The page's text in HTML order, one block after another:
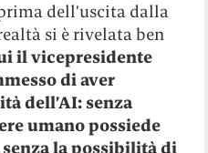
dell’uscita dalla
si è rivelata ben
il vicepresidente
di aver
dell’AI: senza
umano possiede
la possibilità di